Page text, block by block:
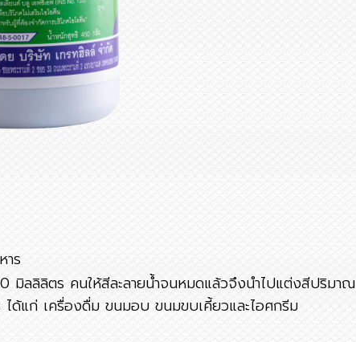
ร
มิลลิลิตร คนให้สีละลายน้ำจนหมดแล้วจึงนำไปแต่งสีปริมาณ
ได้แก่ เครื่องดื่ม ขนมอบ ขนมขบเคี้ยวและไอศกรีม